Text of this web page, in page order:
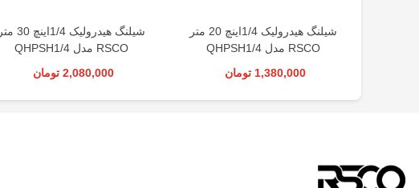
شیلنگ هیدرولیک 1/4اینچ 20 متر
RSCO مدل QHPSH1/4
1,380,000 تومان
شیلنگ هیدرولیک 1/4اینچ 30 متر
RSCO مدل QHPSH1/4
2,080,000 تومان